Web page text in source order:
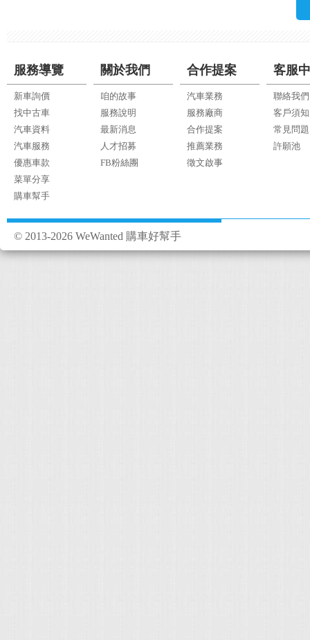
服務導覽
新車詢價
找中古車
汽車資料
汽車服務
優惠車款
菜單分享
購車幫手
關於我們
咱的故事
服務說明
最新消息
人才招募
FB粉絲團
合作提案
汽車業務
服務廠商
合作提案
推薦業務
徵文啟事
客服
聯絡我們
客戶須知
常見問題
許願池
© 2013-2026 WeWanted 購車好幫手